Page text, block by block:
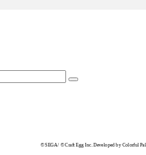
© SEGA / © Craft Egg Inc. Developed by Colorful